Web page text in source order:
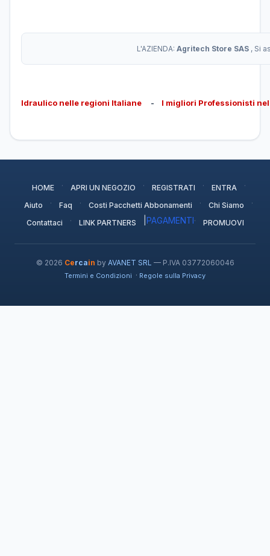
L'AZIENDA: Agritech Store SAS , Si
Idraulico nelle regioni Italiane - I migliori Professionisti
HOME · APRI UN NEGOZIO · REGISTRATI · ENTRA ·
Aiuto · Faq · Costi Pacchetti Abbonamenti · Chi Siamo ·
Contattaci · LINK PARTNERS PAGAMENTI· PROMUOVI
© 2026 Cercain by AVANET SRL — P.IVA 03772060046
Termini e Condizioni · Regole sulla Privacy